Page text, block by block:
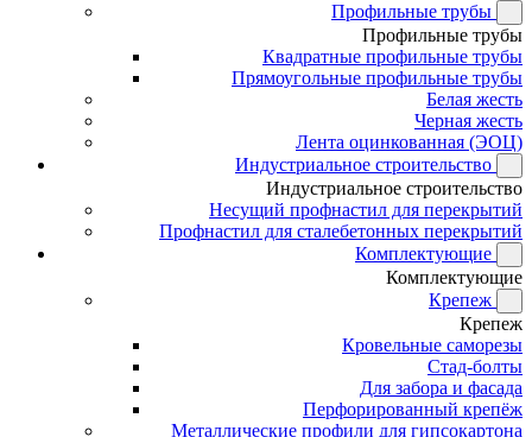
Профильные трубы
Профильные трубы
Квадратные профильные трубы
Прямоугольные профильные трубы
Белая жесть
Черная жесть
Лента оцинкованная (ЭОЦ)
Индустриальное строительство
Индустриальное строительство
Несущий профнастил для перекрытий
Профнастил для сталебетонных перекрытий
Комплектующие
Комплектующие
Крепеж
Крепеж
Кровельные саморезы
Стад-болты
Для забора и фасада
Перфорированный крепёж
Металлические профили для гипсокартона